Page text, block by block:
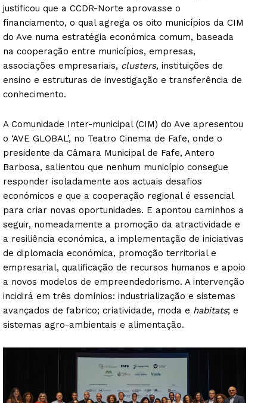
justificou que a CCDR-Norte aprovasse o
financiamento, o qual agrega os oito municípios da CIM
do Ave numa estratégia económica comum, baseada
na cooperação entre municípios, empresas,
associações empresariais, clusters, instituições de
ensino e estruturas de investigação e transferência de
conhecimento.
A Comunidade Inter-municipal (CIM) do Ave apresentou
o ‘AVE GLOBAL’, no Teatro Cinema de Fafe, onde o
presidente da Câmara Municipal de Fafe, Antero
Barbosa, salientou que nenhum município consegue
responder isoladamente aos actuais desafios
económicos e que a cooperação regional é essencial
para criar novas oportunidades. E apontou caminhos a
seguir, nomeadamente a promoção da atractividade e
a resiliência económica, a implementação de iniciativas
de diplomacia económica, promoção territorial e
empresarial, qualificação de recursos humanos e apoio
a novos modelos de empreendedorismo. A intervenção
incidirá em três domínios: industrialização e sistemas
avançados de fabrico; criatividade, moda e habitats; e
sistemas agro-ambientais e alimentação.